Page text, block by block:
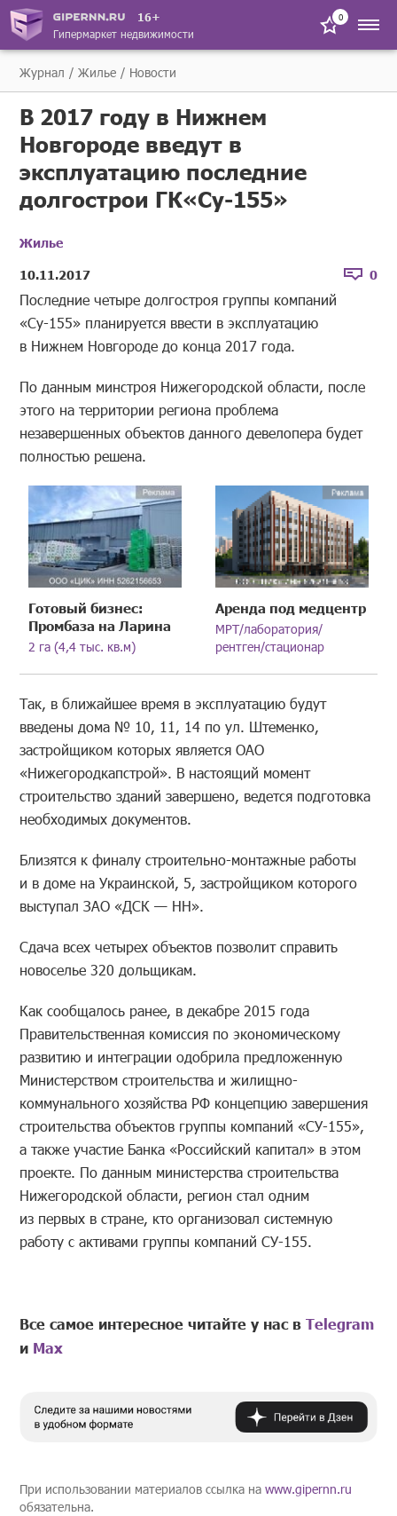
16+
Гипермаркет недвижимости
0
Журнал Жилье Новости
В 2017 году в Нижнем
Новгороде введут в
эксплуатацию последние
долгострои ГК«Су-155»
Жилье
10.11.2017
0
Последние четыре долгостроя группы компаний
«Су-155» планируется ввести в эксплуатацию
в Нижнем Новгороде до конца 2017 года.
По данным минстроя Нижегородской области, после
этого на территории региона проблема
незавершенных объектов данного девелопера будет
полностью решена.
Готовый бизнес:
Промбаза на Ларина
2 га (4,4 тыс. кв.м)
Аренда под медцентр
МРТ/лаборатория/
рентген/стационар
Так, в ближайшее время в эксплуатацию будут
введены дома № 10, 11, 14 по ул. Штеменко,
застройщиком которых является ОАО
«Нижегородкапстрой». В настоящий момент
строительство зданий завершено, ведется подготовка
необходимых документов.
Близятся к финалу строительно-монтажные работы
и в доме на Украинской, 5, застройщиком которого
выступал ЗАО «ДСК — НН».
Сдача всех четырех объектов позволит справить
новоселье 320 дольщикам.
Как сообщалось ранее, в декабре 2015 года
Правительственная комиссия по экономическому
развитию и интеграции одобрила предложенную
Министерством строительства и жилищно-
коммунального хозяйства РФ концепцию завершения
строительства объектов группы компаний «СУ-155»,
а также участие Банка «Российский капитал» в этом
проекте. По данным министерства строительства
Нижегородской области, регион стал одним
из первых в стране, кто организовал системную
работу с активами группы компаний СУ-155.
Все самое интересное читайте у нас вTelegram
и Mах
При использовании материалов ссылка наwww.gipernn.ru
обязательна.